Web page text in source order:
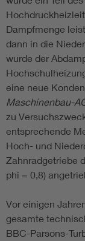
Dampfmenge
dann in die
wurde der
eine neue
Maschinenbau-
zu
entsprechende
Hoch- und
Zahnradgetriebe
phi = 0,8)
Vor einigen
gesamte
BBC-Parsons-